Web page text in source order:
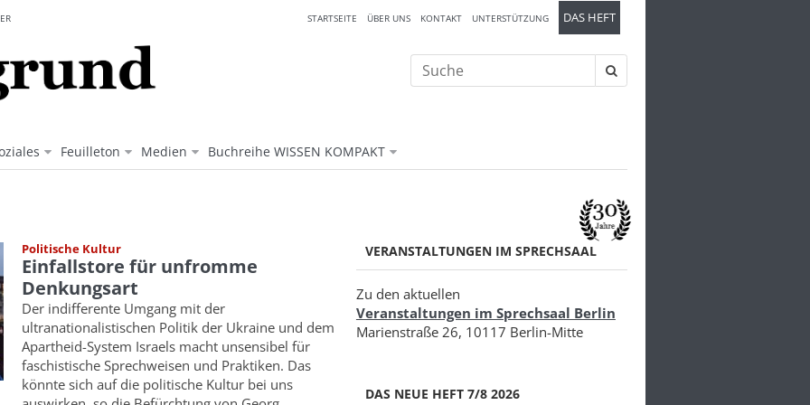
Feuilleton Medien Buchreihe WISSEN KOMPAKT
STARTSEITE ÜBER UNS KONTAKT UNTERSTÜTZUNG DAS HEFT
Suche
nach:
Politische Kultur
Einfallstore für unfromme
Denkungsart
Der indifferente Umgang mit der
ultranationalistischen Politik der Ukraine und dem
Apartheid-System Israels macht unsensibel für
faschistische Sprechweisen und Praktiken. Das
könnte sich auf die politische Kultur bei uns
VERANSTALTUNGEN IM SPRECHSAAL
Zu den aktuellen
Veranstaltungen im Sprechsaal Berlin
Marienstraße 26, 10117 Berlin-Mitte
DAS NEUE HEFT 7/8 2026